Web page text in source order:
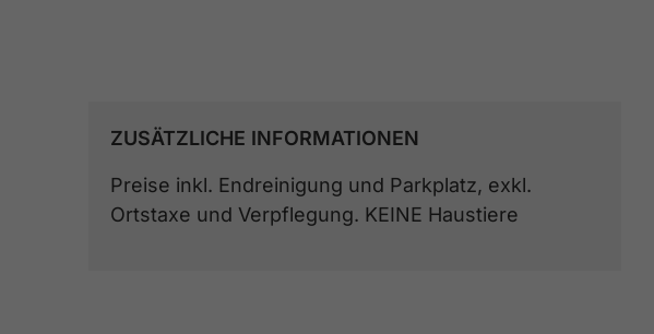
ZUSÄTZLICHE INFORMATIONEN
Preise inkl. Endreinigung und Parkplatz, exkl.
Ortstaxe und Verpflegung. KEINE Haustiere